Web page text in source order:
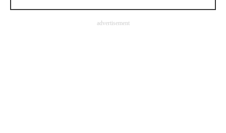
マーケ×ITの今がよく分かるadvertisement